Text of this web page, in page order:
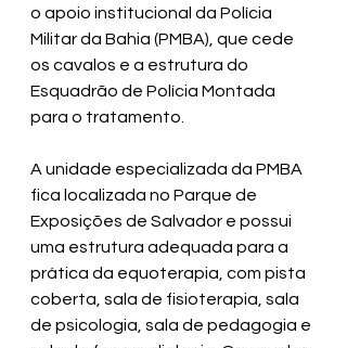
o apoio institucional da Polícia
Militar da Bahia (PMBA), que cede
os cavalos e a estrutura do
Esquadrão de Polícia Montada
para o tratamento.
A unidade especializada da PMBA
fica localizada no Parque de
Exposições de Salvador e possui
uma estrutura adequada para a
prática da equoterapia, com pista
coberta, sala de fisioterapia, sala
de psicologia, sala de pedagogia e